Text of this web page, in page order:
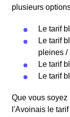
plusieurs
Le tarif
Le tarif
pleines /
Le tarif
Le tarif
Que vous soyez
l'Avoinais le